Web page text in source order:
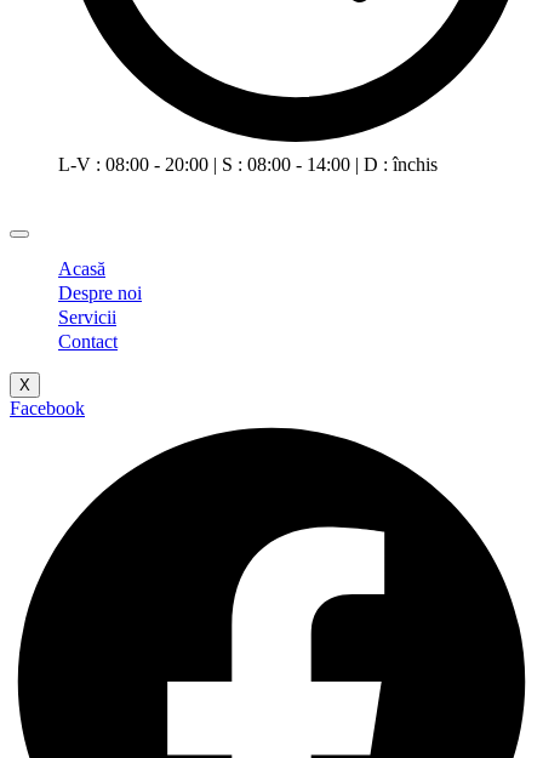
L-V : 08:00 - 20:00 | S : 08:00 - 14:00 | D : închis
Acasă
Despre noi
Servicii
Contact
X
Facebook